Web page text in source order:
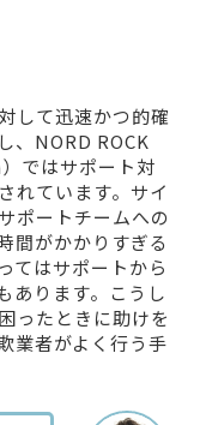
して迅速かつ的確
、NORD ROCK
ではサポート対
れています。サイ
ポートチームへの
間がかかりすぎる
てはサポートから
あります。こうし
ったときに助けを
業者がよく行う手